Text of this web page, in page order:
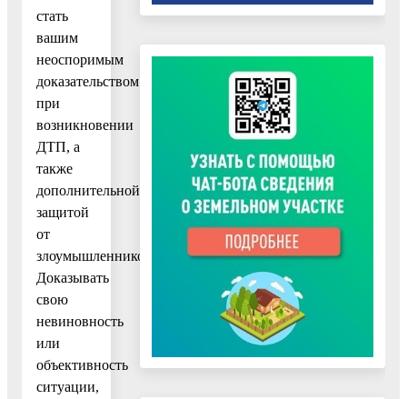
стать
вашим
неоспоримым
доказательством
при
возникновении
ДТП, а
также
дополнительной
защитой
от
злоумышленников.
Доказывать
свою
невиновность
или
объективность
ситуации,